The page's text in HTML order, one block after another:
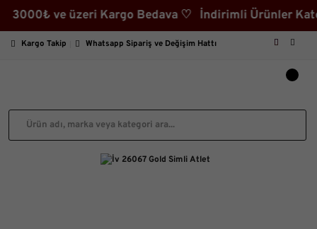
ve üzeri Kargo Bedava ♡ İndirimli Ürünler
Kargo Takip Whatsapp Sipariş ve Değişim Hattı